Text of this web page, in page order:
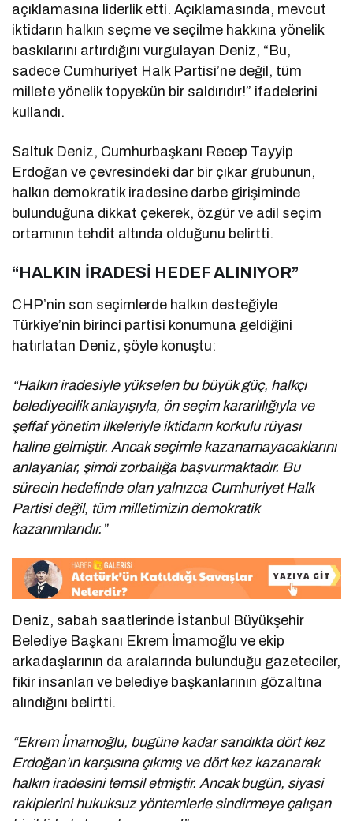
açıklamasına liderlik etti. Açıklamasında, mevcut
iktidarın halkın seçme ve seçilme hakkına yönelik
baskılarını artırdığını vurgulayan Deniz, “Bu,
sadece Cumhuriyet Halk Partisi’ne değil, tüm
millete yönelik topyekün bir saldırıdır!” ifadelerini
kullandı.
Saltuk Deniz, Cumhurbaşkanı Recep Tayyip
Erdoğan ve çevresindeki dar bir çıkar grubunun,
halkın demokratik iradesine darbe girişiminde
bulunduğuna dikkat çekerek, özgür ve adil seçim
ortamının tehdit altında olduğunu belirtti.
“HALKIN İRADESİ HEDEF ALINIYOR”
CHP’nin son seçimlerde halkın desteğiyle
Türkiye’nin birinci partisi konumuna geldiğini
hatırlatan Deniz, şöyle konuştu:
“Halkın iradesiyle yükselen bu büyük güç, halkçı
belediyecilik anlayışıyla, ön seçim kararlılığıyla ve
şeffaf yönetim ilkeleriyle iktidarın korkulu rüyası
haline gelmiştir. Ancak seçimle kazanamayacaklarını
anlayanlar, şimdi zorbalığa başvurmaktadır. Bu
sürecin hedefinde olan yalnızca Cumhuriyet Halk
Partisi değil, tüm milletimizin demokratik
kazanımlarıdır.”
Deniz, sabah saatlerinde İstanbul Büyükşehir
Belediye Başkanı Ekrem İmamoğlu ve ekip
arkadaşlarının da aralarında bulunduğu gazeteciler,
fikir insanları ve belediye başkanlarının gözaltına
alındığını belirtti.
“Ekrem İmamoğlu, bugüne kadar sandıkta dört kez
Erdoğan’ın karşısına çıkmış ve dört kez kazanarak
halkın iradesini temsil etmiştir. Ancak bugün, siyasi
rakiplerini hukuksuz yöntemlerle sindirmeye çalışan